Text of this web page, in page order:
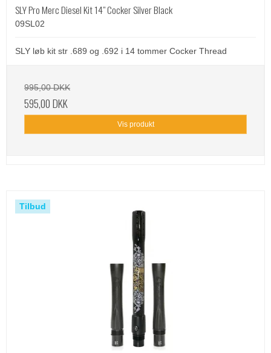
SLY Pro Merc Diesel Kit 14" Cocker Silver Black
09SL02
SLY løb kit str .689 og .692 i 14 tommer Cocker Thread
995,00 DKK
595,00 DKK
Vis produkt
Tilbud